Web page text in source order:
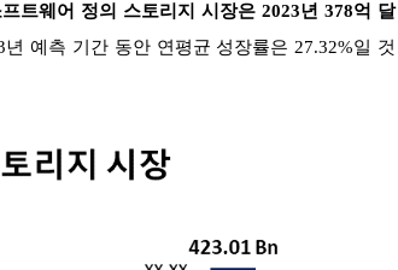
트웨어 정의 스토리지 시장은 2023년 378억 달
년 예측 기간 동안 연평균 성장률은 27.32%일 것